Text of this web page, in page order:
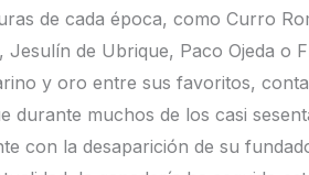
de cada época, como Curro
Jesulín de Ubrique, Paco Ojeda
y oro entre sus favoritos,
durante muchos de los casi
con la desaparición de su